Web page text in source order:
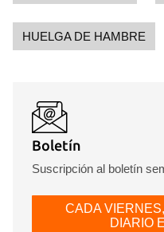
HUELGA DE HAMBRE
Boletín
Suscripción al boletín
CADA
DIARIO